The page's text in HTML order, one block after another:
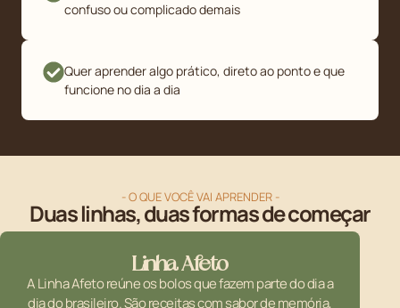
confuso ou complicado demais
Quer aprender algo prático, direto ao ponto e que
funcione no dia a dia
- O QUE VOCÊ VAI APRENDER -
Duas linhas, duas formas de começar
Linha Afeto
A Linha Afeto reúne os bolos que fazem parte do dia a
dia do brasileiro. São receitas com sabor de memória,